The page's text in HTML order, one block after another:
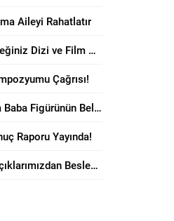
Aileyi Rahatlatır
Razamanda İzleyebileceğiniz Dizi ve Film Önerileri!
Çağrısı!
Cinsel Kimlik İnşasında Baba Figürünün Belirleyici Rolü
Raporu Yayında!
Yeni Medya, Ailedeki Açıklarımızdan Besleniyor!